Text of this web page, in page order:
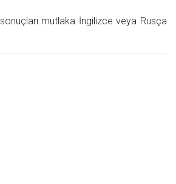
mutlaka İngilizce veya Rusça